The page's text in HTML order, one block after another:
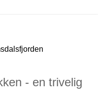
- en trivelig